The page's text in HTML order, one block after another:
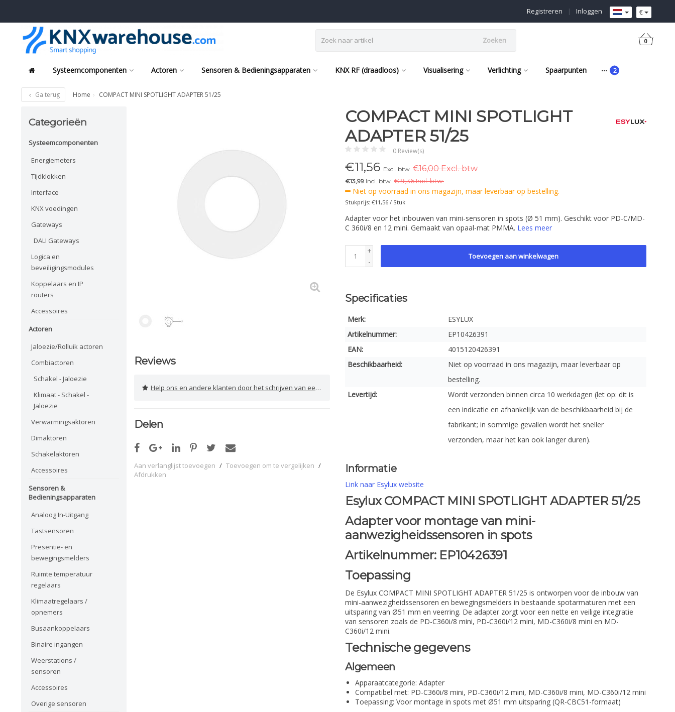
€
Inloggen
|
Registreren
Zoeken 0
Systeemcomponenten Actoren Sensoren & Bedieningsapparaten KNX RF (draadloos) Visualisering Verlichting Spaarpunten
Ga terug Home COMPACT MINI SPOTLIGHT ADAPTER 51/25
Categorieën
Systeemcomponenten
Energiemeters
Tijdklokken
Interface
KNX voedingen
Gateways
DALI Gateways
Logica en
beveiligingsmodules
Koppelaars en IP
routers
Accessoires
Actoren
Jaloezie/Rolluik actoren
Combiactoren
Schakel - Jaloezie
Klimaat - Schakel -
Jaloezie
Verwarmingsaktoren
Dimaktoren
Schakelaktoren
Accessoires
Sensoren &
Bedieningsapparaten
Analoog In-Uitgang
Tastsensoren
Presentie- en
bewegingsmelders
Ruimte temperatuur
regelaars
Klimaatregelaars /
opnemers
Busaankoppelaars
Binaire ingangen
Weerstations /
sensoren
Accessoires
Overige sensoren
Reviews
Help ons en andere klanten door het schrijven van een review
Delen
Aan verlanglijst toevoegen / Toevoegen om te vergelijken /
Afdrukken
COMPACT MINI SPOTLIGHT
ADAPTER 51/25
0 Review(s)
€11,56 Excl. btw €16,00 Excl. btw
€13,99 Incl. btw €19,36 Incl. btw.
Niet op voorraad in ons magazijn, maar leverbaar op bestelling.
Stukprijs: €11,56 / Stuk
Adapter voor het inbouwen van mini-sensoren in spots (Ø 51 mm). Geschikt voor PD-C/MD-
C 360i/8 en 12 mini. Gemaakt van opaal-mat PMMA. Lees meer
+
-
Toevoegen aan winkelwagen
Specificaties
Merk:
ESYLUX
Artikelnummer:
EP10426391
EAN:
4015120426391
Beschikbaarheid:
Niet op voorraad in ons magazijn, maar leverbaar op
bestelling.
Levertijd:
Wordt verzonden binnen circa 10 werkdagen (let op: dit is
een indicatie en afhankelijk van de beschikbaarheid bij de
fabrikant; in sommige gevallen wordt het sneller
verzonden, maar het kan ook langer duren).
Informatie
Link naar Esylux website
Esylux COMPACT MINI SPOTLIGHT ADAPTER 51/25
Adapter voor montage van mini-
aanwezigheidssensoren in spots
Artikelnummer: EP10426391
Toepassing
De Esylux COMPACT MINI SPOTLIGHT ADAPTER 51/25 is ontworpen voor de inbouw van
mini-aanwezigheidssensoren en bewegingsmelders in bestaande spotarmaturen met een
uitsparing van Ø51 mm en veerring. De adapter zorgt voor een nette en veilige integratie
van sensoren zoals de PD-C360i/8 mini, PD-C360i/12 mini, MD-C360i/8 mini en MD-
C360i/12 mini.
Technische gegevens
Algemeen
Apparaatcategorie: Adapter
Compatibel met: PD-C360i/8 mini, PD-C360i/12 mini, MD-C360i/8 mini, MD-C360i/12 mini
Toepassing: Voor montage in spots met Ø51 mm uitsparing (QR-CBC51-formaat)